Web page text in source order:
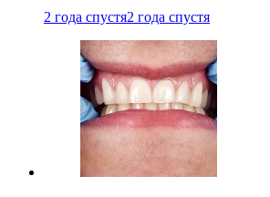
2 года спустя2 года спустя